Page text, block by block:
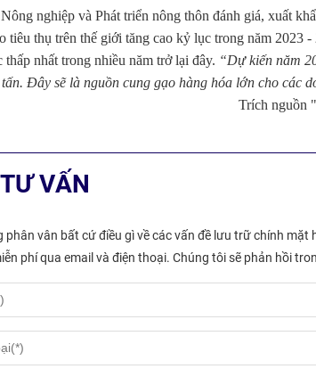
nghiệp và Phát triển nông thôn đánh giá, xuất
tiêu thụ trên thế giới tăng cao kỷ lục trong năm 2023
thấp nhất trong nhiều năm trở lại đây. “Dự kiến năm
Đây sẽ là nguồn cung gạo hàng hóa lớn cho các
nguồn "
VẤN
phân vân bất cứ điều gì về các vấn đề lưu trữ chính
phí qua email và điện thoại. Chúng tôi sẽ phản hồi